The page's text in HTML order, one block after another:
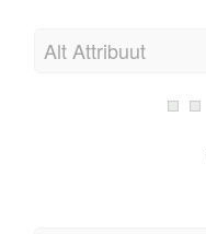
Alt Attribuut